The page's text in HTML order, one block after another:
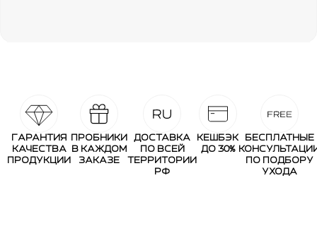
ГАРАНТИЯ
КАЧЕСТВА
ПРОДУКЦИИ
ПРОБНИКИ
В КАЖДОМ
ЗАКАЗЕ
ДОСТАВКА
ПО ВСЕЙ
ТЕРРИТОРИИ
РФ
КЕШБЭК
ДО 30%
БЕСПЛАТНЫЕ
ПО ПОДБОРУ
УХОДА